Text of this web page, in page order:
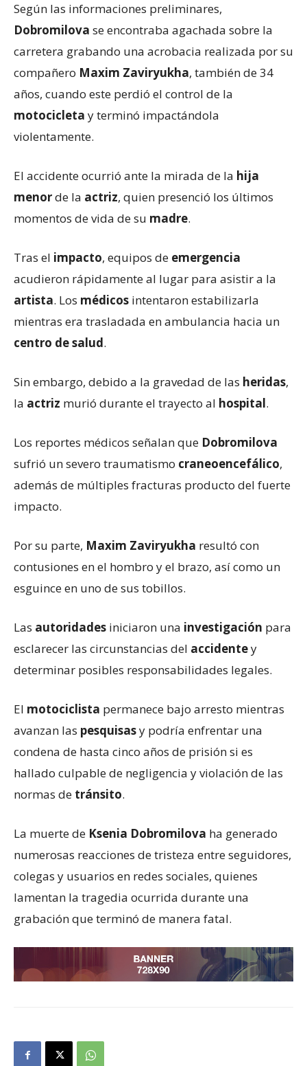
Según las informaciones preliminares,
Dobromilova se encontraba agachada sobre la
carretera grabando una acrobacia realizada por su
compañero Maxim Zaviryukha, también de 34
años, cuando este perdió el control de la
motocicleta y terminó impactándola
violentamente.
El accidente ocurrió ante la mirada de la hija
menorde la actriz, quien presenció los últimos
momentos de vida de su madre.
Tras el impacto, equipos de emergencia
acudieron rápidamente al lugar para asistir a la
artista. Los médicos intentaron estabilizarla
mientras era trasladada en ambulancia hacia un
centro de salud.
Sin embargo, debido a la gravedad de las heridas,
la actriz murió durante el trayecto al hospital.
Los reportes médicos señalan que Dobromilova
sufrió un severo traumatismo craneoencefálico,
además de múltiples fracturas producto del fuerte
impacto.
Por su parte, Maxim Zaviryukha resultó con
contusiones en el hombro y el brazo, así como un
esguince en uno de sus tobillos.
Las autoridades iniciaron una investigación para
esclarecer las circunstancias del accidentey
determinar posibles responsabilidades legales.
El motociclista permanece bajo arresto mientras
avanzan las pesquisasy podría enfrentar una
condena de hasta cinco años de prisión si es
hallado culpable de negligencia y violación de las
normas de tránsito.
La muerte de Ksenia Dobromilova ha generado
numerosas reacciones de tristeza entre seguidores,
colegas y usuarios en redes sociales, quienes
lamentan la tragedia ocurrida durante una
grabación que terminó de manera fatal.